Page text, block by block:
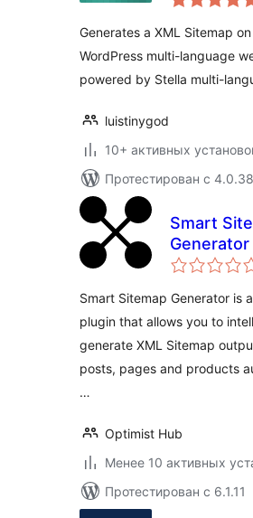
Generates a XML Sitemap
WordPress multi-language
powered by Stella multi-
luistinygod
10+ активных
Протестирован с 4.0.38
Smart
Generator
Smart Sitemap Generator is
plugin that allows you to
generate XML Sitemap
posts, pages and products
…
Optimist Hub
Менее 10 активных
Протестирован с 6.1.11